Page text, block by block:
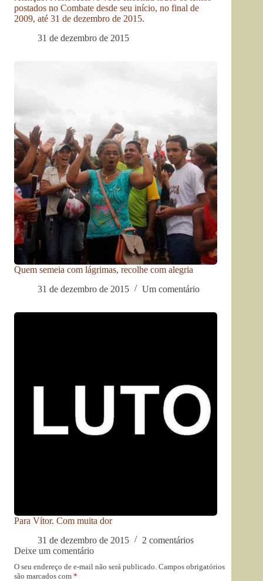
postados no Combate desde seu início, no final de
2009, até 31 de dezembro de 2015.
31 de dezembro de 2015
Quem semeia com lágrimas, recolhe com alegria
31 de dezembro de 2015
Um comentário
Para Vítor. Com muita dor
31 de dezembro de 2015
2 comentários
Deixe um comentário
O seu endereço de e-mail não será publicado. Campos obrigatórios
são marcados com *